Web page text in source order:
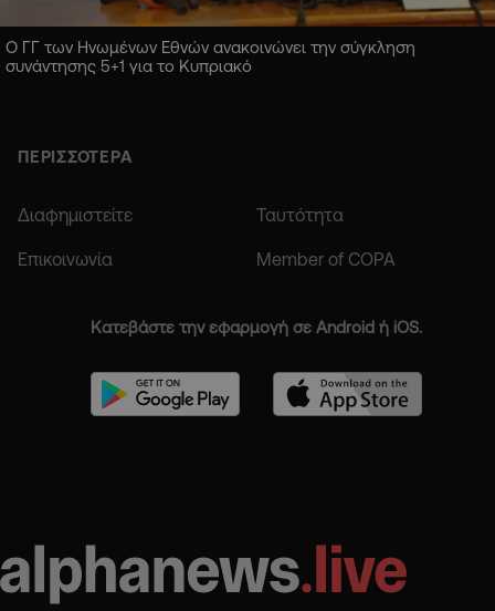
Ο ΓΓ των Ηνωμένων Εθνών ανακοινώνει την σύγκληση
συνάντησης 5+1 για το Κυπριακό
ΠΕΡΙΣΣΟΤΕΡΑ
Διαφημιστείτε Ταυτότητα
Επικοινωνία Member of COPA
Κατεβάστε την εφαρμογή σε Android ή iOS.